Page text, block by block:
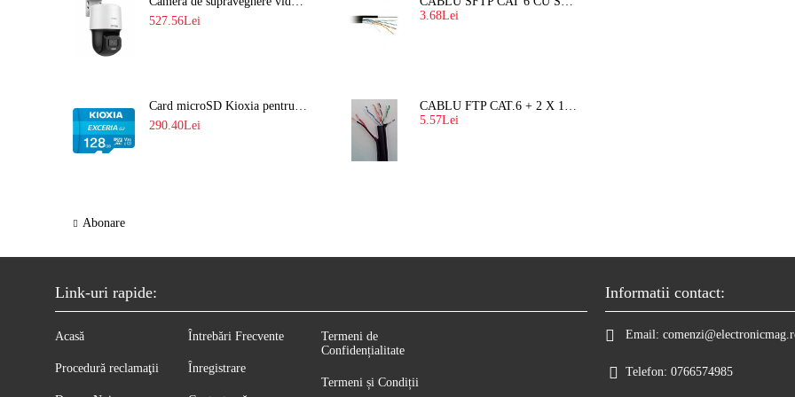
527.56Lei
Card microSD Kioxia pentru CCTV cu capacitate memorie 128GB Ultra HD 4K LMEX2L128GG2
290.40Lei
Abonare
3.68Lei
CABLU FTP CAT.6 + 2 X 1.5 MM2 ( LITAT ) CU SUFA
5.57Lei
Link-uri rapide:
Acasă
Procedură reclamaţii
Întrebări Frecvente
Înregistrare
Termeni de
Confidențialitate
Termeni și Condiții
Informatii contact:
Email:
Telefon: 0766574985